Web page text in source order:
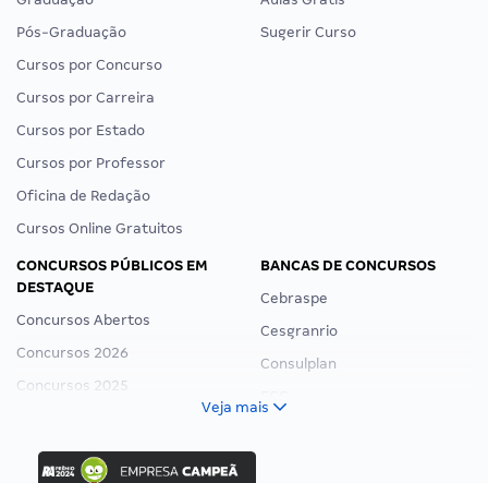
Pós-Graduação
Cursos por Concurso
Cursos por Carreira
Cursos por Estado
Cursos por Professor
Oficina de Redação
Cursos Online Gratuitos
Sugerir Curso
CONCURSOS PÚBLICOS EM
DESTAQUE
Concursos Abertos
Concursos 2026
Concursos 2025
Concurso Ibama
BANCAS DE CONCURSOS
Cebraspe
Cesgranrio
Consulplan
Veja mais